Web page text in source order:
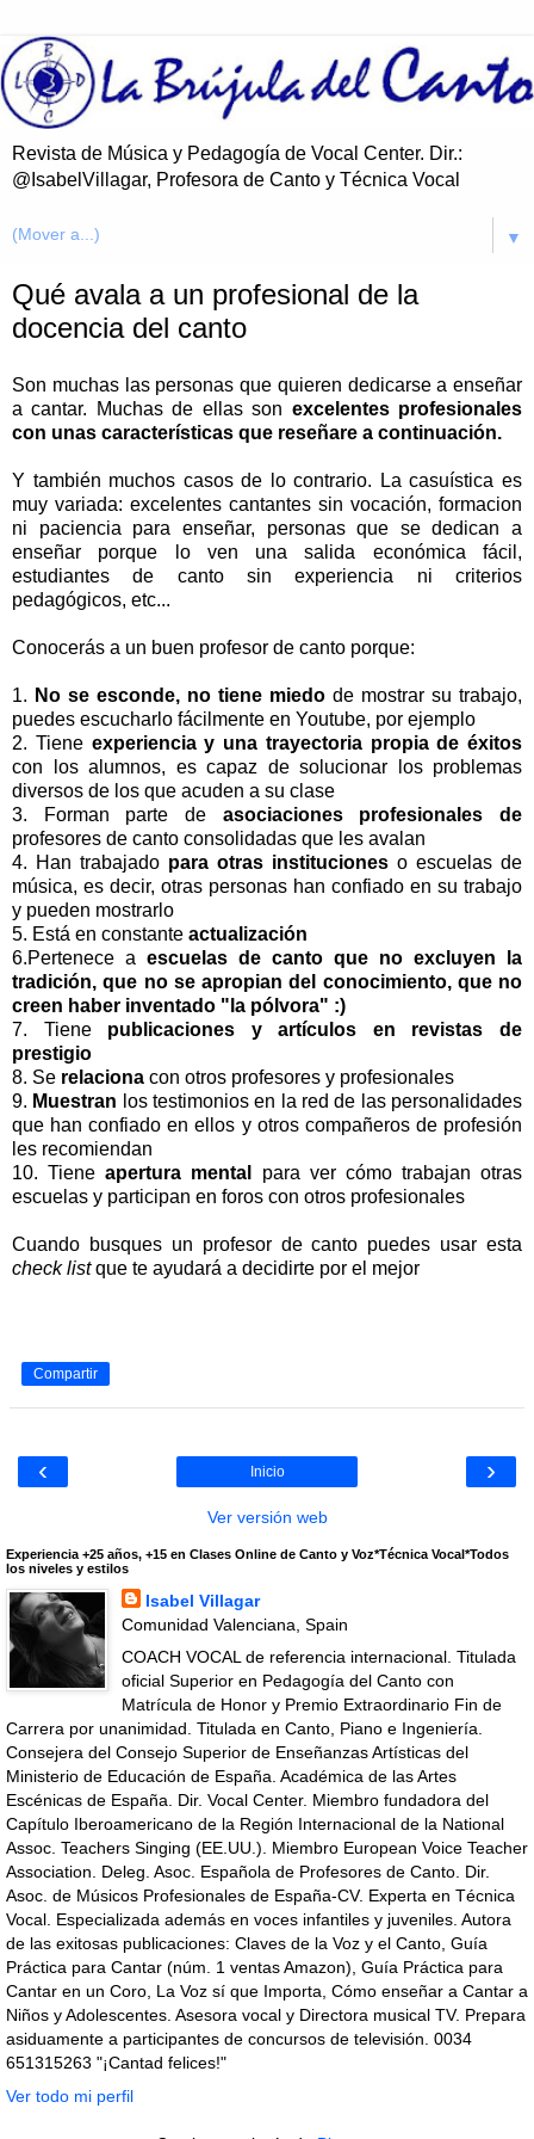
Revista de Música y Pedagogía de Vocal Center. Dir.:
@IsabelVillagar, Profesora de Canto y Técnica Vocal
▼
Qué avala a un profesional de la
docencia del canto
Son muchas las personas que quieren dedicarse a enseñar
a cantar. Muchas de ellas son excelentes profesionales
con unas características que reseñare a continuación.
Y también muchos casos de lo contrario. La casuística es
muy variada: excelentes cantantes sin vocación, formacion
ni paciencia para enseñar, personas que se dedican a
enseñar porque lo ven una salida económica fácil,
estudiantes de canto sin experiencia ni criterios
pedagógicos, etc...
Conocerás a un buen profesor de canto porque:
1. No se esconde, no tiene miedo de mostrar su trabajo,
puedes escucharlo fácilmente en Youtube, por ejemplo
2. Tiene experiencia y una trayectoria propia de éxitos
con los alumnos, es capaz de solucionar los problemas
diversos de los que acuden a su clase
3. Forman parte de asociaciones profesionales de
profesores de canto consolidadas que les avalan
4. Han trabajado para otras instituciones o escuelas de
música, es decir, otras personas han confiado en su trabajo
y pueden mostrarlo
5. Está en constante actualización
6.Pertenece a escuelas de canto que no excluyen la
tradición, que no se apropian del conocimiento, que no
creen haber inventado "la pólvora" :)
7. Tiene publicaciones y artículos en revistas de
prestigio
8. Se relaciona con otros profesores y profesionales
9. Muestran los testimonios en la red de las personalidades
que han confiado en ellos y otros compañeros de profesión
les recomiendan
10. Tieneapertura mental
para ver cómo trabajan otras
escuelas y participan en foros con otros profesionales
Cuando busques un profesor de canto puedes usar esta
check listque te ayudará a decidirte por el mejor
Compartir
‹ ›
Inicio
Ver versión web
Experiencia +25 años, +15 en Clases Online de Canto y Voz*Técnica Vocal*Todos
los niveles y estilos
Isabel Villagar
Comunidad Valenciana, Spain
COACH VOCAL de referencia internacional. Titulada
oficial Superior en Pedagogía del Canto con
Matrícula de Honor y Premio Extraordinario Fin de
Carrera por unanimidad. Titulada en Canto, Piano e Ingeniería.
Consejera del Consejo Superior de Enseñanzas Artísticas del
Ministerio de Educación de España. Académica de las Artes
Escénicas de España. Dir. Vocal Center. Miembro fundadora del
Capítulo Iberoamericano de la Región Internacional de la National
Assoc. Teachers Singing (EE.UU.). Miembro European Voice Teacher
Association. Deleg. Asoc. Española de Profesores de Canto. Dir.
Asoc. de Músicos Profesionales de España-CV. Experta en Técnica
Vocal. Especializada además en voces infantiles y juveniles. Autora
de las exitosas publicaciones: Claves de la Voz y el Canto, Guía
Práctica para Cantar (núm. 1 ventas Amazon), Guía Práctica para
Cantar en un Coro, La Voz sí que Importa, Cómo enseñar a Cantar a
Niños y Adolescentes. Asesora vocal y Directora musical TV. Prepara
asiduamente a participantes de concursos de televisión. 0034
651315263 "¡Cantad felices!"
Ver todo mi perfil